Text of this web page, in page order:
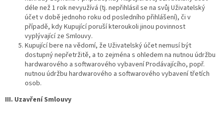
déle než 1 rok nevyužívá (tj. nepřihlásil se na svůj Uživatelský
účet v době jednoho roku od posledního přihlášení), či v
případě, kdy Kupující poruší kteroukoli jinou povinnost
vyplývající ze Smlouvy.
Kupující bere na vědomí, že Uživatelský účet nemusí být
dostupný nepřetržitě, a to zejména s ohledem na nutnou údržbu
hardwarového a softwarového vybavení Prodávajícího, popř.
nutnou údržbu hardwarového a softwarového vybavení třetích
osob.
III. Uzavření Smlouvy